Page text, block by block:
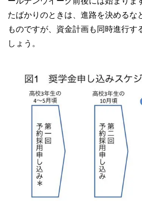
たばかりのときは、進路を決めるな
ものですが、資金計画も同時進行す
しょう。